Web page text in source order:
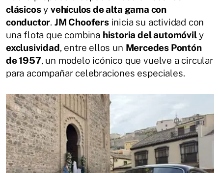
clásicosy vehículos de alta gama con
conductor. JM Choofersinicia su actividad con
una flota que combina historia del automóvily
exclusividad, entre ellos un Mercedes Pontón
de 1957, un modelo icónico que vuelve a circular
para acompañar celebraciones especiales.